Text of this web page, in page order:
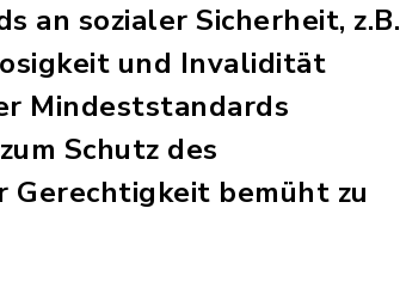
an sozialer Sicherheit, z.B.
und Invalidität
Mindeststandards
Schutz des
Gerechtigkeit bemüht zu